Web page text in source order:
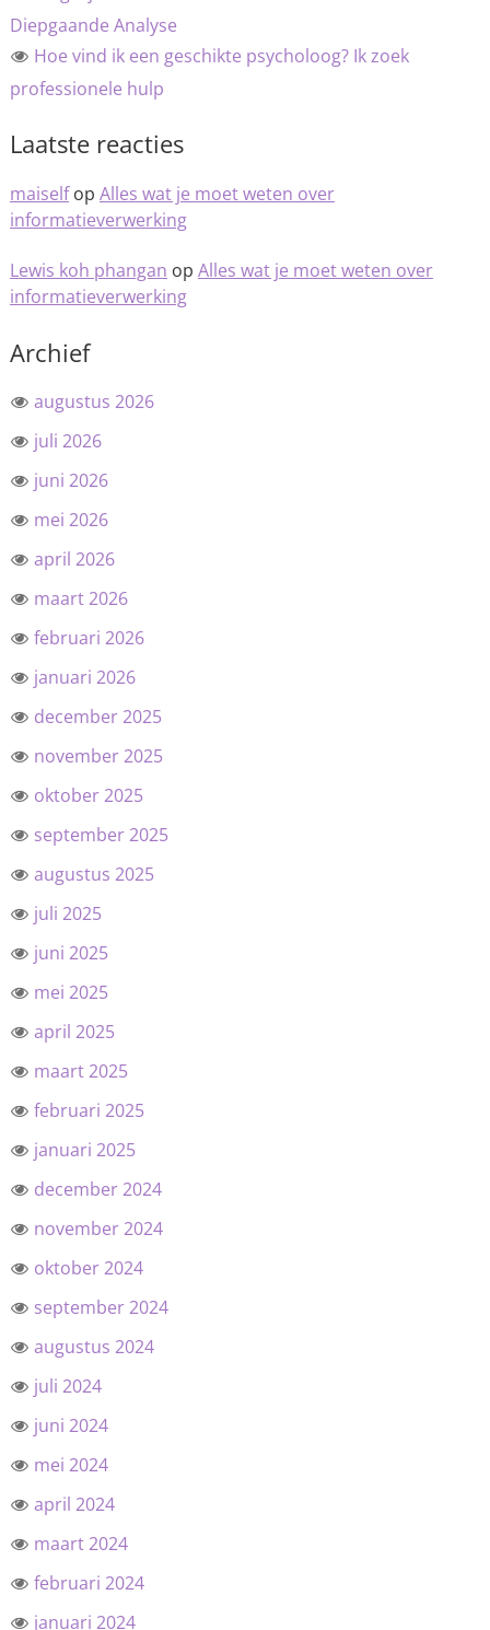
Diepgaande Analyse
Hoe vind ik een geschikte psycholoog? Ik zoek
professionele hulp
Laatste reacties
maiselfop Alles wat je moet weten over
informatieverwerking
Lewis koh phangan op Alles wat je moet weten over
informatieverwerking
Archief
augustus 2026
juli 2026
juni 2026
mei 2026
april 2026
maart 2026
februari 2026
januari 2026
december 2025
november 2025
oktober 2025
september 2025
augustus 2025
juli 2025
juni 2025
mei 2025
april 2025
maart 2025
februari 2025
januari 2025
december 2024
november 2024
oktober 2024
september 2024
augustus 2024
juli 2024
juni 2024
mei 2024
april 2024
maart 2024
februari 2024
januari 2024